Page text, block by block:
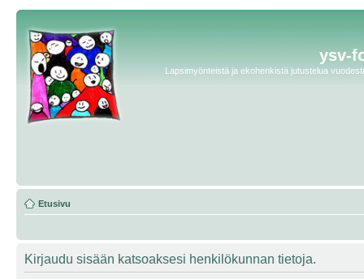
ysv-
Lapsimyönteistä ja ekohenkistä jutustelua
Etusivu
Kirjaudu sisään katsoaksesi henkilökunnan tietoja.